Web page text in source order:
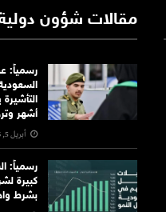
مقالات شؤون
رسمياً:
أشهر
أبريل 5, 2026
رسمياً:
كبيرة
بشرط